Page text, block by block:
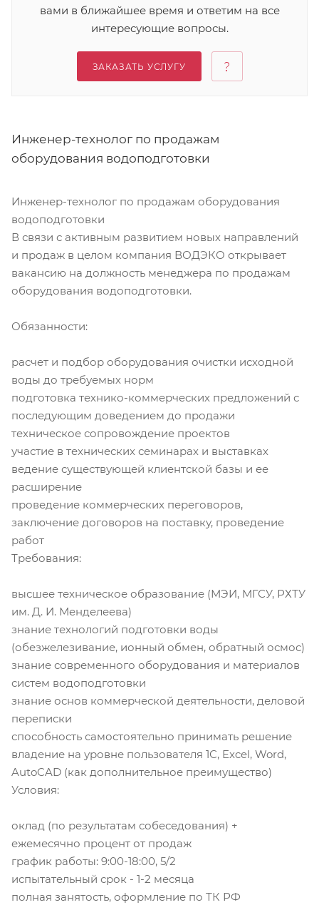
вами в ближайшее время и ответим на все
интересующие вопросы.
ЗАКАЗАТЬ УСЛУГУ
Инженер-технолог по продажам
оборудования водоподготовки
Инженер-технолог по продажам оборудования
водоподготовки
В связи с активным развитием новых направлений
и продаж в целом компания ВОДЭКО открывает
вакансию на должность менеджера по продажам
оборудования водоподготовки.
Обязанности:
расчет и подбор оборудования очистки исходной
воды до требуемых норм
подготовка технико-коммерческих предложений с
последующим доведением до продажи
техническое сопровождение проектов
участие в технических семинарах и выставках
ведение существующей клиентской базы и ее
расширение
проведение коммерческих переговоров,
заключение договоров на поставку, проведение
работ
Требования:
высшее техническое образование (МЭИ, МГСУ, РХТУ
им. Д. И. Менделеева)
знание технологий подготовки воды
(обезжелезивание, ионный обмен, обратный осмос)
знание современного оборудования и материалов
систем водоподготовки
знание основ коммерческой деятельности, деловой
переписки
способность самостоятельно принимать решение
владение на уровне пользователя 1С, Excel, Word,
AutoCAD (как дополнительное преимущество)
Условия:
оклад (по результатам собеседования) +
ежемесячно процент от продаж
график работы: 9:00-18:00, 5/2
испытательный срок - 1-2 месяца
полная занятость, оформление по ТК РФ